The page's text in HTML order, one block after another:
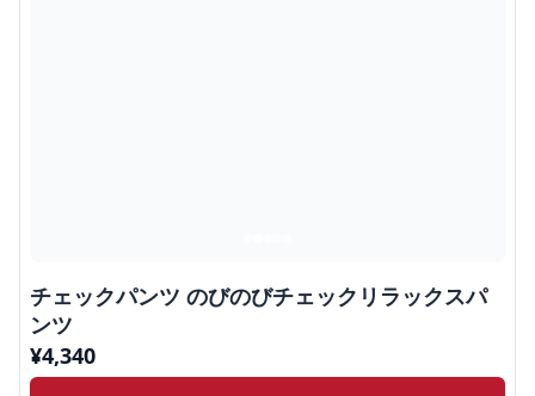
チェックパンツ のびのびチェックリラックスパ
ンツ
¥4,340